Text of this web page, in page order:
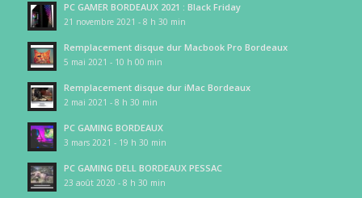
PC GAMER BORDEAUX 2021 : Black Friday
21 novembre 2021 - 8 h 30 min
Remplacement disque dur Macbook Pro Bordeaux
5 mai 2021 - 10 h 00 min
Remplacement disque dur iMac Bordeaux
2 mai 2021 - 8 h 30 min
PC GAMING BORDEAUX
3 mars 2021 - 19 h 30 min
PC GAMING DELL BORDEAUX PESSAC
23 août 2020 - 8 h 30 min